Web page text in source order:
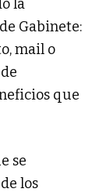
la
Gabinete:
mail o
que
se
los